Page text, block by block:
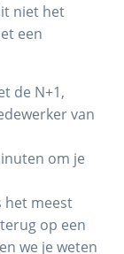
niet het
een
de N+1,
van
om je
het meest
op een
we je weten